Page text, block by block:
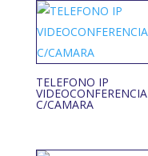
TELEFONO IP
VIDEOCONFERENCIA
C/CAMARA